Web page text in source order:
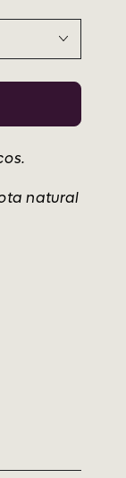
natural